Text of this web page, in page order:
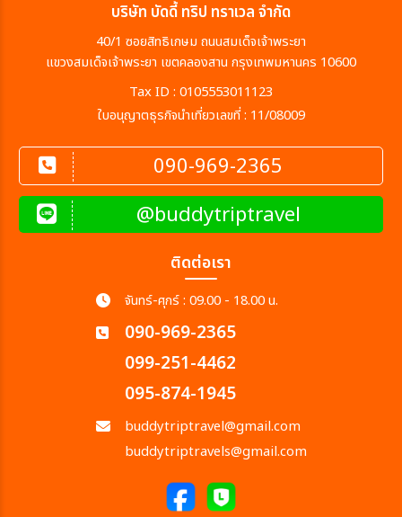
บริษัท บัดดี้ ทริป ทราเวล จำกัด
40/1 ซอยสิทธิเกษม ถนนสมเด็จเจ้าพระยา
แขวงสมเด็จเจ้าพระยา เขตคลองสาน กรุงเทพมหานคร 10600
Tax ID : 0105553011123
ใบอนุญาตธุรกิจนำเที่ยวเลขที่ : 11/08009
090-969-2365
@buddytriptravel
ติดต่อเรา
จันทร์-ศุกร์ : 09.00 - 18.00 น.
090-969-2365
099-251-4462
095-874-1945
buddytriptravel@gmail.com
buddytriptravels@gmail.com